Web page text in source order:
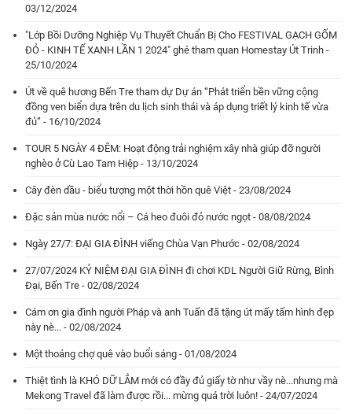
03/12/2024
"Lớp Bồi Dưỡng Nghiệp Vụ Thuyết Chuẩn Bị Cho FESTIVAL GẠCH GỐM
ĐỎ - KINH TẾ XANH LẦN 1 2024" ghé tham quan Homestay Út Trinh -
25/10/2024
Út về quê hương Bến Tre tham dự Dự án “Phát triển bền vững cộng
đồng ven biển dựa trên du lịch sinh thái và áp dụng triết lý kinh tế vừa
đủ” - 16/10/2024
TOUR 5 NGÀY 4 ĐÊM: Hoạt động trải nghiệm xây nhà giúp đỡ người
nghèo ở Cù Lao Tam Hiệp - 13/10/2024
Cây đèn dầu - biểu tượng một thời hồn quê Việt - 23/08/2024
Đặc sản mùa nước nổi – Cá heo đuôi đỏ nước ngọt - 08/08/2024
Ngày 27/7: ĐẠI GIA ĐÌNH viếng Chùa Vạn Phước - 02/08/2024
27/07/2024 KỶ NIỆM ĐẠI GIA ĐÌNH đi chơi KDL Người Giữ Rừng, Bình
Đại, Bến Tre - 02/08/2024
Cám ơn gia đình người Pháp và anh Tuấn đã tặng út mấy tấm hình đẹp
này nè... - 02/08/2024
Một thoáng chợ quê vào buổi sáng - 01/08/2024
Thiệt tình là KHÓ DỮ LẮM mới có đầy đủ giấy tờ như vầy nè...nhưng mà
Mekong Travel đã làm được rồi... mừng quá trời luôn! - 24/07/2024